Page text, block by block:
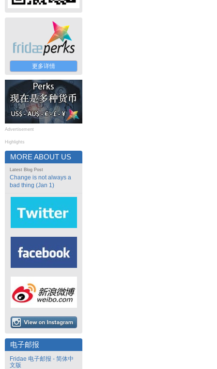
更多详情
Advertisement
Highlights
MORE ABOUT US
Latest Blog Post
Change is not always a
bad thing (Jan 1)
电子邮报
Fridae 电子邮报 - 简体中
文版